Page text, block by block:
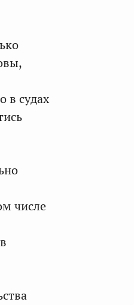
в судах
числе